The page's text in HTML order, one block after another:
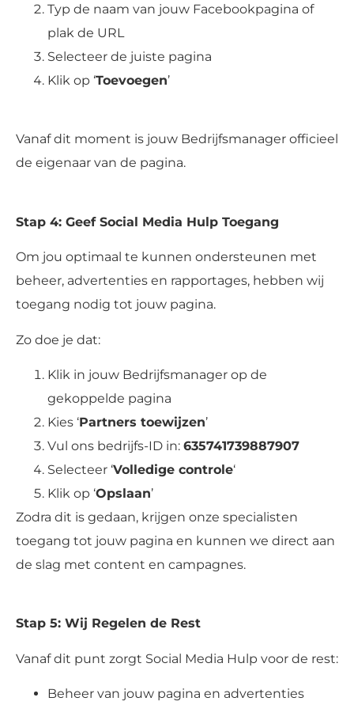
Typ de naam van jouw Facebookpagina of
plak de URL
Selecteer de juiste pagina
Klik op ‘Toevoegen’
Vanaf dit moment is jouw Bedrijfsmanager officieel
de eigenaar van de pagina.
Stap 4: Geef Social Media Hulp Toegang
Om jou optimaal te kunnen ondersteunen met
beheer, advertenties en rapportages, hebben wij
toegang nodig tot jouw pagina.
Zo doe je dat:
Klik in jouw Bedrijfsmanager op de
gekoppelde pagina
Kies ‘Partners toewijzen’
Vul ons bedrijfs-ID in: 635741739887907
Selecteer ‘Volledige controle‘
Klik op ‘Opslaan’
Zodra dit is gedaan, krijgen onze specialisten
toegang tot jouw pagina en kunnen we direct aan
de slag met content en campagnes.
Stap 5: Wij Regelen de Rest
Vanaf dit punt zorgt Social Media Hulp voor de rest:
Beheer van jouw pagina en advertenties